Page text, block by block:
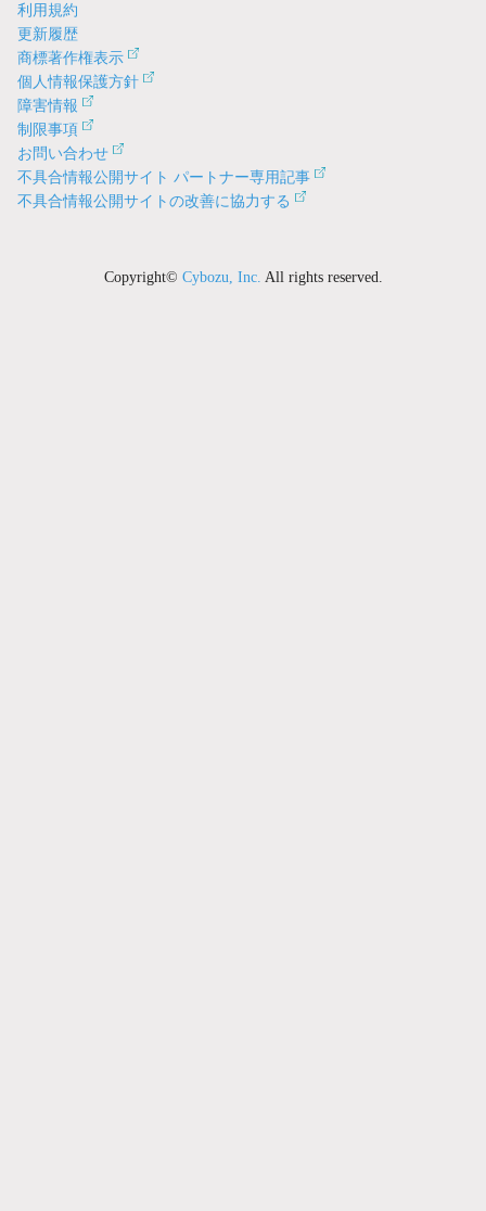
利用規約
更新履歴
商標著作権表示
個人情報保護方針
障害情報
制限事項
お問い合わせ
不具合情報公開サイト パートナー専用記事
不具合情報公開サイトの改善に協力する
Copyright© Cybozu, Inc. All rights reserved.